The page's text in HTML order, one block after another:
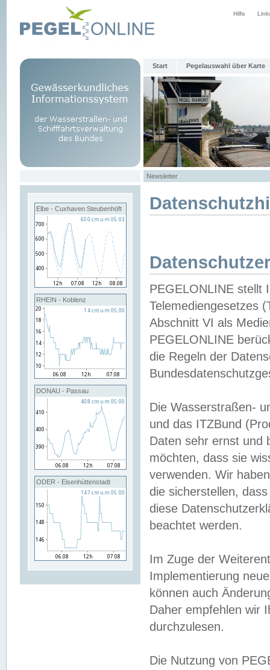
Hilfe
Start Pegelauswahl über Karte
Newsletter
Elbe - Cuxhaven Steubenhöft
RHEIN - Koblenz
DONAU - Passau
ODER - Eisenhüttenstadt
PEGELONLINE stellt
Telemediengesetzes
Abschnitt VI als
PEGELONLINE
die Regeln der
Die Wasserstraßen-
und das ITZBund
Daten sehr ernst und
möchten, dass sie
verwenden. Wir
die sicherstellen,
diese
beachtet werden.
Im Zuge der
Implementierung
können auch
Daher empfehlen wir
durchzulesen.
Die Nutzung von